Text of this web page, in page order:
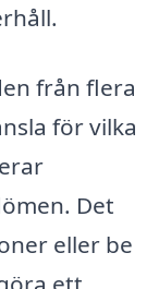
från flera
för vilka
Det
eller be